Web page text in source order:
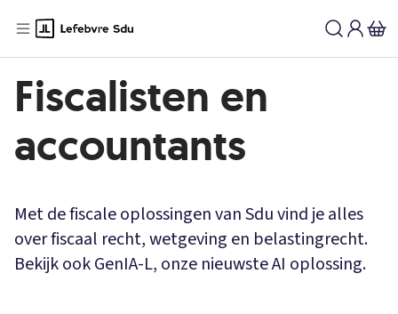
Fiscalisten en
accountants
Met de fiscale oplossingen van Sdu vind je alles
over fiscaal recht, wetgeving en belastingrecht.
Bekijk ook GenIA-L, onze nieuwste AI oplossing.